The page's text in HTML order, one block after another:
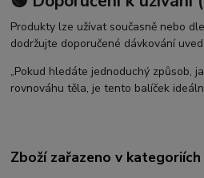
Produkty lze užívat současně nebo
dodržujte doporučené dávkování
„Pokud hledáte jednoduchý způsob,
rovnováhu těla, je tento balíček
Zboží zařazeno v kategoriích